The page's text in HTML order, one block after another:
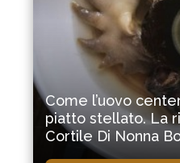
Come l’uovo
piatto stellato. La
Cortile Di Nonna